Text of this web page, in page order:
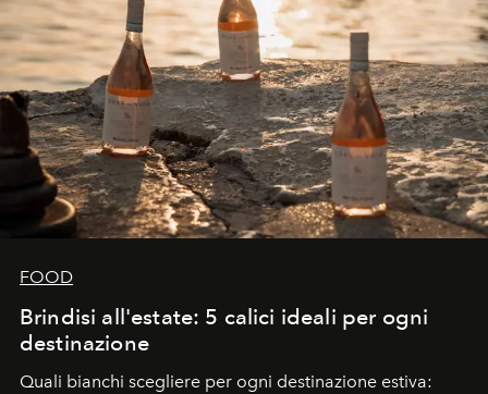
FOOD
Brindisi all'estate: 5 calici ideali per ogni
destinazione
Quali bianchi scegliere per ogni destinazione estiva: